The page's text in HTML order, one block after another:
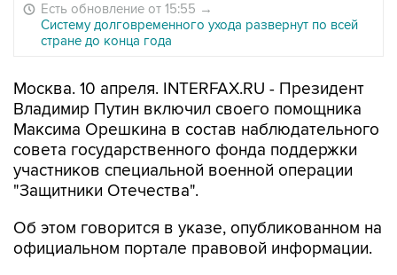
Есть обновление от 15:55 →
Систему долговременного ухода развернут по всей
стране до конца года
Москва. 10 апреля. INTERFAX.RU - Президент
Владимир Путин включил своего помощника
Максима Орешкина в состав наблюдательного
совета государственного фонда поддержки
участников специальной военной операции
"Защитники Отечества".
Об этом говорится в указе, опубликованном на
официальном портале правовой информации.